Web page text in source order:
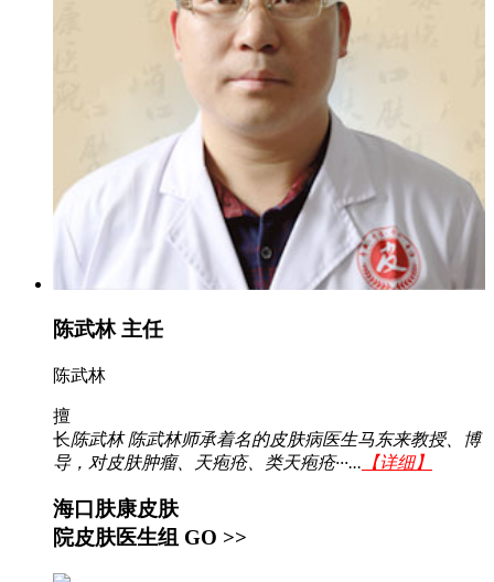
陈武林 主任
陈武林
擅
长陈武林 陈武林师承着名的皮肤病医生马东来教授、博
导，对皮肤肿瘤、天疱疮、类天疱疮···... 【详细】
海口肤康皮肤
院皮肤医生组 GO >>